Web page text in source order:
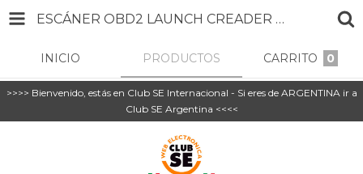
ESCÁNER OBD2 LAUNCH CREADER 3001
INICIO PRODUCTOS CARRITO 0
>>>> Bienvenido, estás en Club SE Internacional - Si eres de ARGENTINA ir a
Club SE Argentina <<<<